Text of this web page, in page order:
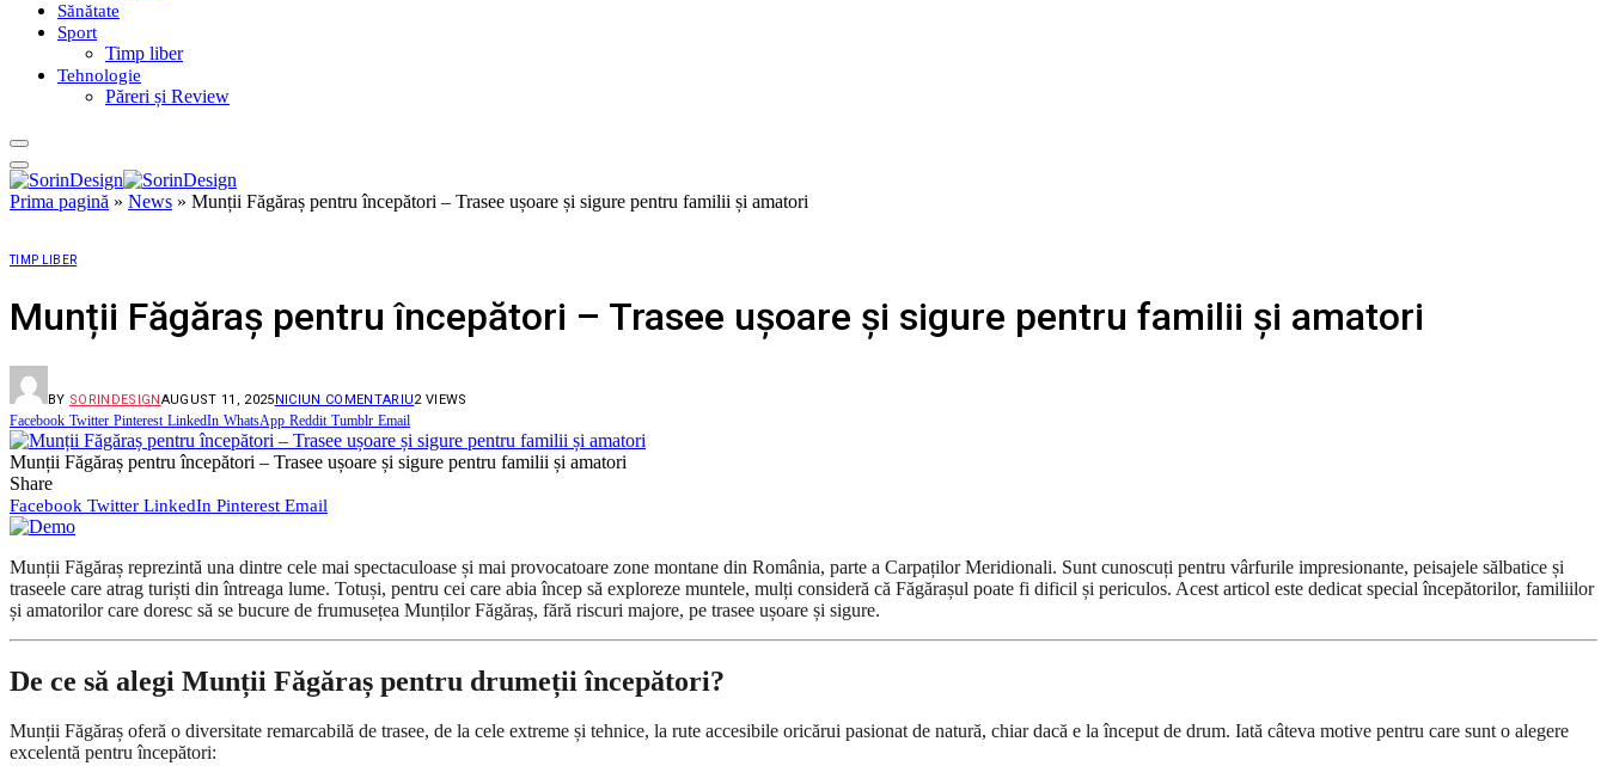
Sănătate
Sport
Timp liber
Tehnologie
Păreri și Review
Prima pagină » News » Munții Făgăraș pentru începători – Trasee ușoare și sigure pentru familii și amatori
TIMP LIBER
Munții Făgăraș pentru începători – Trasee ușoare și sigure pentru familii și amatori
BY SORINDESIGNAUGUST 11, 2025NICIUN COMENTARIU2 VIEWS
Facebook Twitter Pinterest LinkedIn WhatsApp Reddit Tumblr Email
Munții Făgăraș pentru începători – Trasee ușoare și sigure pentru familii și amatori
Share
Facebook Twitter LinkedIn Pinterest Email
Munții Făgăraș reprezintă una dintre cele mai spectaculoase și mai provocatoare zone montane din România, parte a Carpaților Meridionali. Sunt cunoscuți pentru vârfurile impresionante, peisajele sălbatice și
traseele care atrag turiști din întreaga lume. Totuși, pentru cei care abia încep să exploreze muntele, mulți consideră că Făgărașul poate fi dificil și periculos. Acest articol este dedicat special începătorilor, familiilor
și amatorilor care doresc să se bucure de frumusețea Munților Făgăraș, fără riscuri majore, pe trasee ușoare și sigure.
De ce să alegi Munții Făgăraș pentru drumeții începători?
Munții Făgăraș oferă o diversitate remarcabilă de trasee, de la cele extreme și tehnice, la rute accesibile oricărui pasionat de natură, chiar dacă e la început de drum. Iată câteva motive pentru care sunt o alegere
excelentă pentru începători: